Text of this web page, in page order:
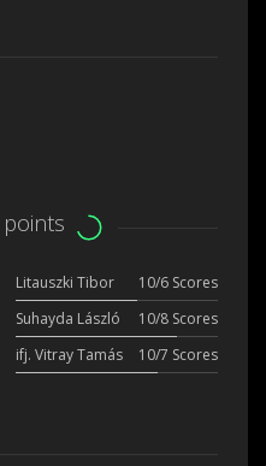
Litauszki Tibor
10/6 Scores
Suhayda László
10/8 Scores
ifj. Vitray Tamás
10/7 Scores